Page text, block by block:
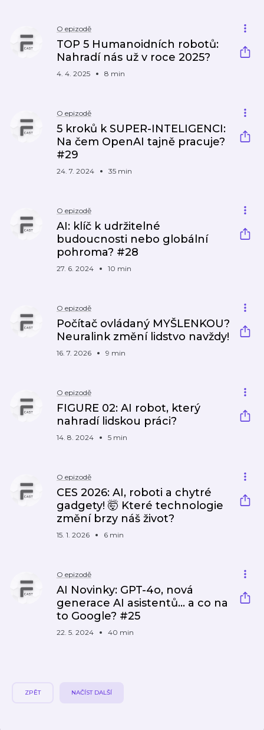
O epizodě
TOP 5 Humanoidních robotů:
Nahradí nás už v roce 2025?
4. 4. 2025 8 min
O epizodě
5 kroků k SUPER-INTELIGENCI:
Na čem OpenAI tajně pracuje?
#29
24. 7. 2024 35 min
O epizodě
AI: klíč k udržitelné
budoucnosti nebo globální
pohroma? #28
27. 6. 2024 10 min
O epizodě
Počítač ovládaný MYŠLENKOU?
Neuralink změní lidstvo navždy!
16. 7. 2026 9 min
O epizodě
FIGURE 02: AI robot, který
nahradí lidskou práci?
14. 8. 2024 5 min
O epizodě
CES 2026: AI, roboti a chytré
gadgety! 🤯 Které technologie
změní brzy náš život?
15. 1. 2026 6 min
O epizodě
AI Novinky: GPT-4o, nová
generace AI asistentů... a co na
to Google? #25
22. 5. 2024 40 min
ZPĚT NAČÍST DALŠÍ